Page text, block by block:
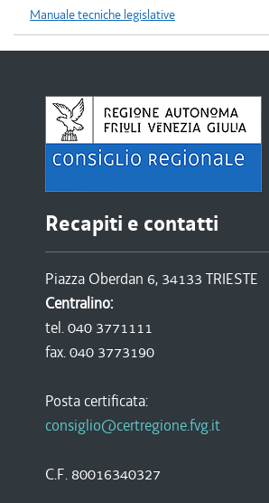
Manuale tecniche legislative
Recapiti e contatti
Piazza Oberdan 6, 34133 TRIESTE
Centralino:
tel. 040 3771111
fax. 040 3773190
Posta certificata:
consiglio@certregione.fvg.it
C.F. 80016340327